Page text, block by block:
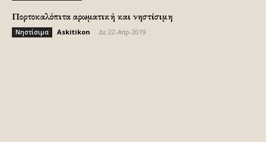
Πορτοκαλόπιτα αρωματική και νηστίσιμη
Νηστίσιμα Askitikon Δε 22-Απρ-2019